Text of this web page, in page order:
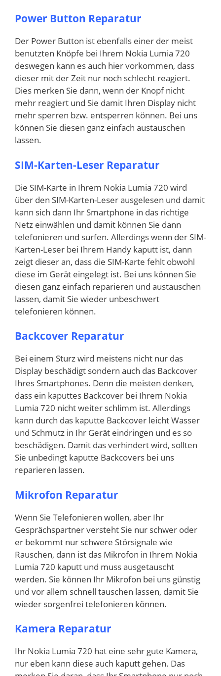
Power Button Reparatur
Der Power Button ist ebenfalls einer der meist
benutzten Knöpfe bei Ihrem Nokia Lumia 720
deswegen kann es auch hier vorkommen, dass
dieser mit der Zeit nur noch schlecht reagiert.
Dies merken Sie dann, wenn der Knopf nicht
mehr reagiert und Sie damit Ihren Display nicht
mehr sperren bzw. entsperren können. Bei uns
können Sie diesen ganz einfach austauschen
lassen.
SIM-Karten-Leser Reparatur
Die SIM-Karte in Ihrem Nokia Lumia 720 wird
über den SIM-Karten-Leser ausgelesen und damit
kann sich dann Ihr Smartphone in das richtige
Netz einwählen und damit können Sie dann
telefonieren und surfen. Allerdings wenn der SIM-
Karten-Leser bei Ihrem Handy kaputt ist, dann
zeigt dieser an, dass die SIM-Karte fehlt obwohl
diese im Gerät eingelegt ist. Bei uns können Sie
diesen ganz einfach reparieren und austauschen
lassen, damit Sie wieder unbeschwert
telefonieren können.
Backcover Reparatur
Bei einem Sturz wird meistens nicht nur das
Display beschädigt sondern auch das Backcover
Ihres Smartphones. Denn die meisten denken,
dass ein kaputtes Backcover bei Ihrem Nokia
Lumia 720 nicht weiter schlimm ist. Allerdings
kann durch das kaputte Backcover leicht Wasser
und Schmutz in Ihr Gerät eindringen und es so
beschädigen. Damit das verhindert wird, sollten
Sie unbedingt kaputte Backcovers bei uns
reparieren lassen.
Mikrofon Reparatur
Wenn Sie Telefonieren wollen, aber Ihr
Gesprächspartner versteht Sie nur schwer oder
er bekommt nur schwere Störsignale wie
Rauschen, dann ist das Mikrofon in Ihrem Nokia
Lumia 720 kaputt und muss ausgetauscht
werden. Sie können Ihr Mikrofon bei uns günstig
und vor allem schnell tauschen lassen, damit Sie
wieder sorgenfrei telefonieren können.
Kamera Reparatur
Ihr Nokia Lumia 720 hat eine sehr gute Kamera,
nur eben kann diese auch kaputt gehen. Das